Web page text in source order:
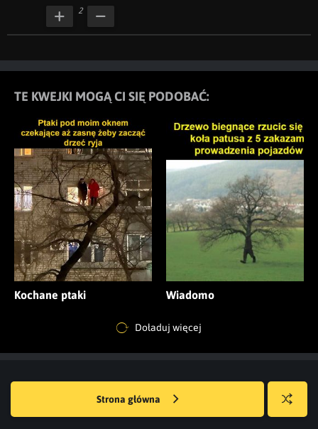
2
TE KWEJKI MOGĄ CI SIĘ PODOBAĆ:
Kochane ptaki Wiadomo
Doładuj więcej
Strona główna